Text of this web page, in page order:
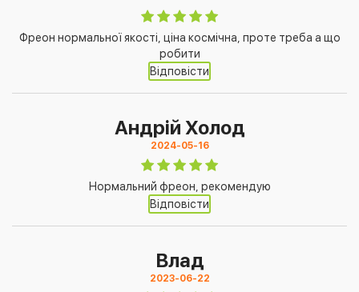
Фреон нормальної якості, ціна космічна, проте треба а що
робити
Відповісти
Андрій Холод
2024-05-16
Нормальний фреон, рекомендую
Відповісти
Влад
2023-06-22